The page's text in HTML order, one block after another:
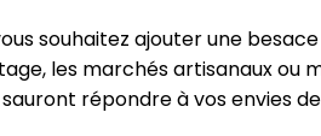
souhaitez ajouter une
les marchés artisanaux ou
sauront répondre à vos envies